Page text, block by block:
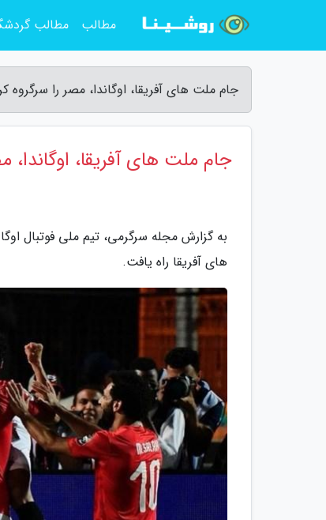
جام ملت های آفریقا، اوگاندا، مصر را
جام ملت های آفریقا،
به گزارش مجله سرگرمی، تیم ملی فوتبال
های آفریقا راه یافت.
مطالب مطالب